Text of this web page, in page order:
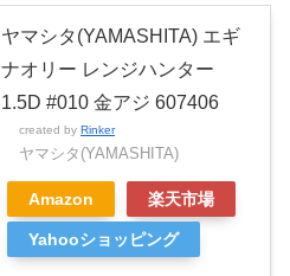
ヤマシタ(YAMASHITA) エギ
ナオリー レンジハンター
1.5D #010 金アジ 607406
created by Rinker
ヤマシタ(YAMASHITA)
Amazon 楽天市場
Yahooショッピング